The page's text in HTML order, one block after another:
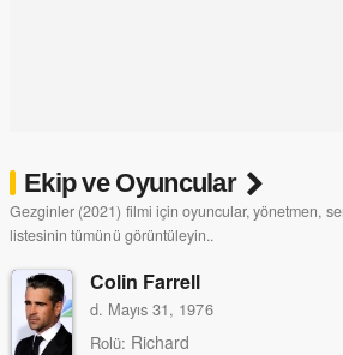
Ekip ve Oyuncular
Gezginler (2021) filmi için oyuncular, yönetmen,
listesinin tümünü görüntüleyin..
Colin Farrell
d. Mayıs 31, 1976
Rolü: Richard